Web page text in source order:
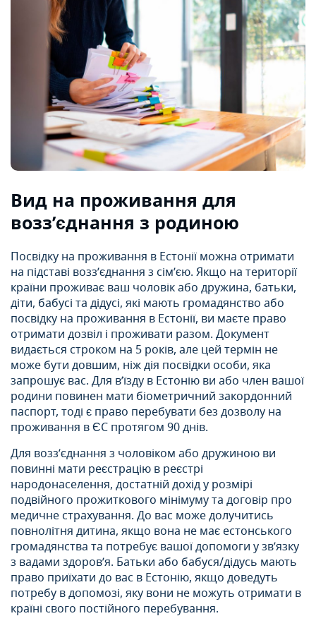
Вид на проживання для
возз’єднання з родиною
Посвідку на проживання в Естонії можна отримати
на підставі возз’єднання з сім’єю. Якщо на території
країни проживає ваш чоловік або дружина, батьки,
діти, бабусі та дідусі, які мають громадянство або
посвідку на проживання в Естонії, ви маєте право
отримати дозвіл і проживати разом. Документ
видається строком на 5 років, але цей термін не
може бути довшим, ніж дія посвідки особи, яка
запрошує вас. Для в’їзду в Естонію ви або член вашої
родини повинен мати біометричний закордонний
паспорт, тоді є право перебувати без дозволу на
проживання в ЄС протягом 90 днів.
Для возз’єднання з чоловіком або дружиною ви
повинні мати реєстрацію в реєстрі
народонаселення, достатній дохід у розмірі
подвійного прожиткового мінімуму та договір про
медичне страхування. До вас може долучитись
повнолітня дитина, якщо вона не має естонського
громадянства та потребує вашої допомоги у зв’язку
з вадами здоров’я. Батьки або бабуся/дідусь мають
право приїхати до вас в Естонію, якщо доведуть
потребу в допомозі, яку вони не можуть отримати в
країні свого постійного перебування.